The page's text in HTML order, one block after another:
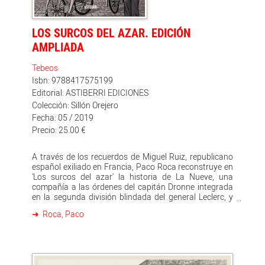
alemana Beta Film para adaptar 'El tesoro del Cisne
Negro', con el fin de que el cómic se convierta en una
miniserie de seis capítulos que se grabaría en las
localizaciones donde se desarrolló la historia.
LOS SURCOS DEL AZAR. EDICIÓN
AMPLIADA
Tebeos
Isbn: 9788417575199
Editorial: ASTIBERRI EDICIONES
Colección: Sillón Orejero
Fecha: 05 / 2019
Precio: 25.00 €
A través de los recuerdos de Miguel Ruiz, republicano
español exiliado en Francia, Paco Roca reconstruye en
'Los surcos del azar' la historia de La Nueve, una
compañía a las órdenes del capitán Dronne integrada
en la segunda división blindada del general Leclerc, y
españoles. Una historia apasionante y olvidada sobre
se han vendido en castellano más de 49.000
Roca, Paco